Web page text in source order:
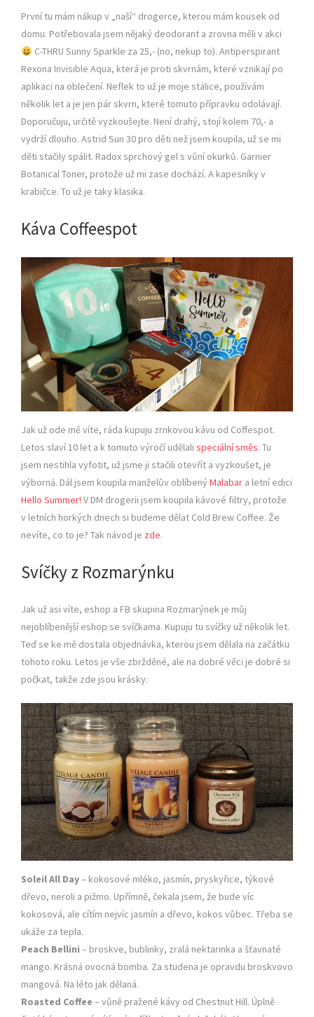
První tu mám nákup v „naší“ drogerce, kterou mám kousek od
domu. Potřebovala jsem nějaký deodorant a zrovna měli v akci
C-THRU Sunny Sparkle za 25,- (no, nekup to). Antiperspirant
Rexona Invisible Aqua, která je proti skvrnám, které vznikají po
aplikaci na oblečení. Neflek to už je moje stálice, používám
několik let a je jen pár skvrn, které tomuto přípravku odolávají.
Doporučuju, určitě vyzkoušejte. Není drahý, stojí kolem 70,- a
vydrží dlouho. Astrid Sun 30 pro děti než jsem koupila, už se mi
děti stačily spálit. Radox sprchový gel s vůní okurků. Garnier
Botanical Toner, protože už mi zase dochází. A kapesníky v
krabičce. To už je taky klasika.
Káva Coffeespot
Jak už ode mě víte, ráda kupuju zrnkovou kávu od Coffespot.
Letos slaví 10 let a k tomuto výročí udělali speciální směs. Tu
jsem nestihla vyfotit, už jsme ji stačili otevřít a vyzkoušet, je
výborná. Dál jsem koupila manželův oblíbenýMalabar a letní edici
Hello Summer! V DM drogerii jsem koupila kávové filtry, protože
v letních horkých dnech si budeme dělat Cold Brew Coffee. Že
nevíte, co to je? Tak návod je zde.
Svíčky z Rozmarýnku
Jak už asi víte, eshop a FB skupina Rozmarýnek je můj
nejoblíbenější eshop se svíčkama. Kupuju tu svíčky už několik let.
Teď se ke mě dostala objednávka, kterou jsem dělala na začátku
tohoto roku. Letos je vše zbržděné, ale na dobré věci je dobré si
počkat, takže zde jsou krásky:
Soleil All Day– kokosové mléko, jasmín, pryskyřice, týkové
dřevo, neroli a pižmo. Upřímně, čekala jsem, že bude víc
kokosová, ale cítím nejvíc jasmín a dřevo, kokos vůbec. Třeba se
ukáže za tepla.
Peach Bellini – broskve, bublinky, zralá nektarinka a šťavnaté
mango. Krásná ovocná bomba. Za studena je opravdu broskvovo
mangová. Na léto jak dělaná.
Roasted Coffee – vůně pražené kávy od Chestnut Hill. Úplně